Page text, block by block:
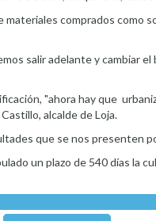
comprados como
salir adelante y cambiar el
"ahora hay que
alcalde de Loja.
que se nos presenten
un plazo de 540 días la